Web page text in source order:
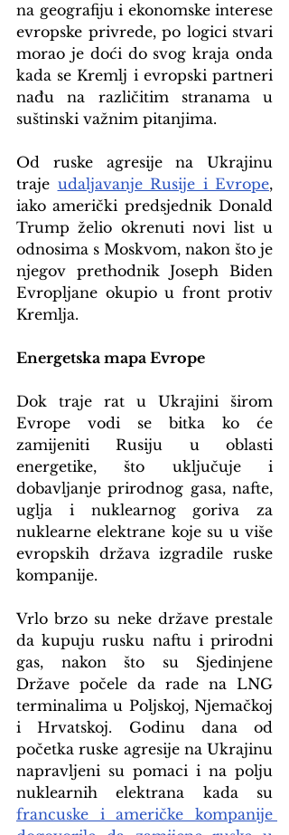
na geografiju i ekonomske interese
evropske privrede, po logici stvari
morao je doći do svog kraja onda
kada se Kremlj i evropski partneri
nađu na različitim stranama u
suštinski važnim pitanjima.
Od ruske agresije na Ukrajinu
traje udaljavanje Rusije i Evrope,
iako američki predsjednik Donald
Trump želio okrenuti novi list u
odnosima s Moskvom, nakon što je
njegov prethodnik Joseph Biden
Evropljane okupio u front protiv
Kremlja.
Energetska mapa Evrope
Dok traje rat u Ukrajini širom
Evrope vodi se bitka ko će
zamijeniti Rusiju u oblasti
energetike, što uključuje i
dobavljanje prirodnog gasa, nafte,
uglja i nuklearnog goriva za
nuklearne elektrane koje su u više
evropskih država izgradile ruske
kompanije.
Vrlo brzo su neke države prestale
da kupuju rusku naftu i prirodni
gas, nakon što su Sjedinjene
Države počele da rade na LNG
terminalima u Poljskoj, Njemačkoj
i Hrvatskoj. Godinu dana od
početka ruske agresije na Ukrajinu
napravljeni su pomaci i na polju
francuske i američke kompanije